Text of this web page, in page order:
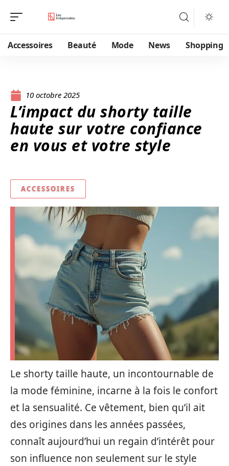
Accessoires Beauté Mode News Shopping
10 octobre 2025
L’impact du shorty taille
haute sur votre confiance
en vous et votre style
ACCESSOIRES
Le shorty taille haute, un incontournable de
la mode féminine, incarne à la fois le confort
et la sensualité. Ce vêtement, bien qu’il ait
des origines dans les années passées,
connaît aujourd’hui un regain d’intérêt pour
son influence non seulement sur le style